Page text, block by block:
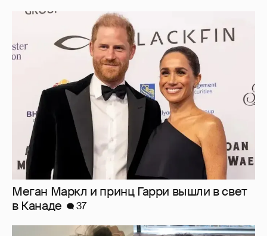
Меган Маркл и принц Гарри вышли в свет
в Канаде
37